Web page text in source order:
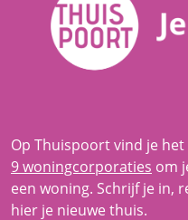
Op Thuispoort vind je
9 woningcorporaties om
een woning. Schrijf je in,
hier je nieuwe thuis.